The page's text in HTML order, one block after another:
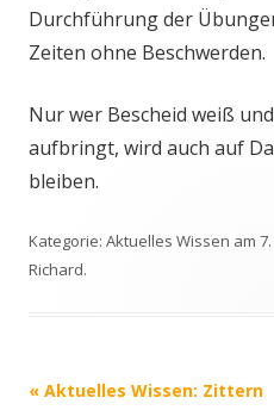
Durchführung der
Zeiten ohne Beschwerden.
Nur wer Bescheid weiß
aufbringt, wird auch auf
bleiben.
Kategorie: Aktuelles Wissen am
Richard.
Beitrags-
« Aktuelles Wissen: Zittern